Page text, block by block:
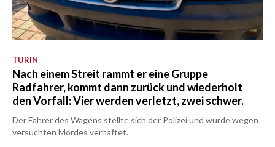
TURIN
Nach einem Streit rammt er eine Gruppe
Radfahrer, kommt dann zurück und wiederholt
den Vorfall: Vier werden verletzt, zwei schwer.
Der Fahrer des Wagens stellte sich der Polizei und wurde wegen
versuchten Mordes verhaftet.